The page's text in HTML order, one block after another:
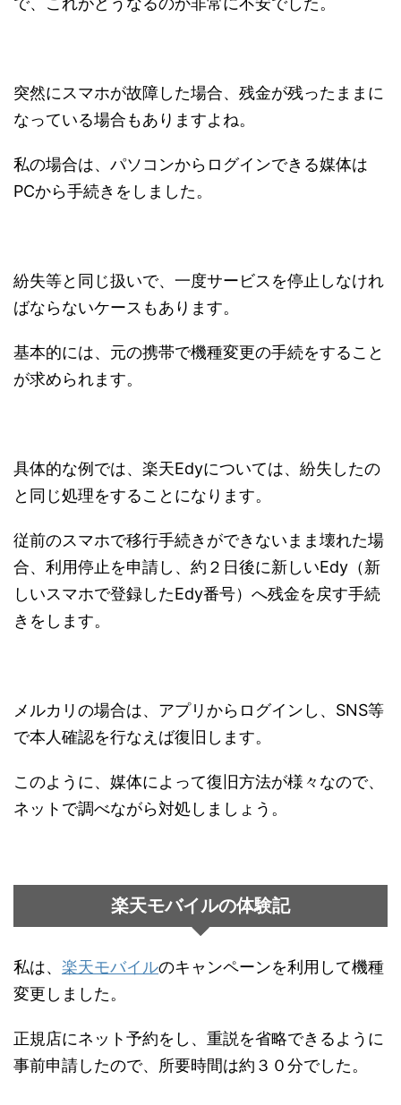
突然にスマホが故障した場合、残金が残ったままに
なっている場合もありますよね。
私の場合は、パソコンからログインできる媒体は
PCから手続きをしました。
紛失等と同じ扱いで、一度サービスを停止しなけれ
ばならないケースもあります。
基本的には、元の携帯で機種変更の手続をすること
が求められます。
具体的な例では、楽天Edyについては、紛失したの
と同じ処理をすることになります。
従前のスマホで移行手続きができないまま壊れた場
合、利用停止を申請し、約２日後に新しいEdy（新
しいスマホで登録したEdy番号）へ残金を戻す手続
きをします。
メルカリの場合は、アプリからログインし、SNS等
で本人確認を行なえば復旧します。
このように、媒体によって復旧方法が様々なので、
ネットで調べながら対処しましょう。
楽天モバイルの体験記
私は、 楽天モバイルのキャンペーンを利用して機種
変更しました。
正規店にネット予約をし、重説を省略できるように
事前申請したので、所要時間は約３０分でした。